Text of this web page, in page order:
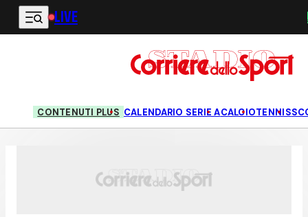
Vai al contenuto principale
LIVE
CONTENUTI PLUS CALENDARIO SERIE ACALCIOTENNIS